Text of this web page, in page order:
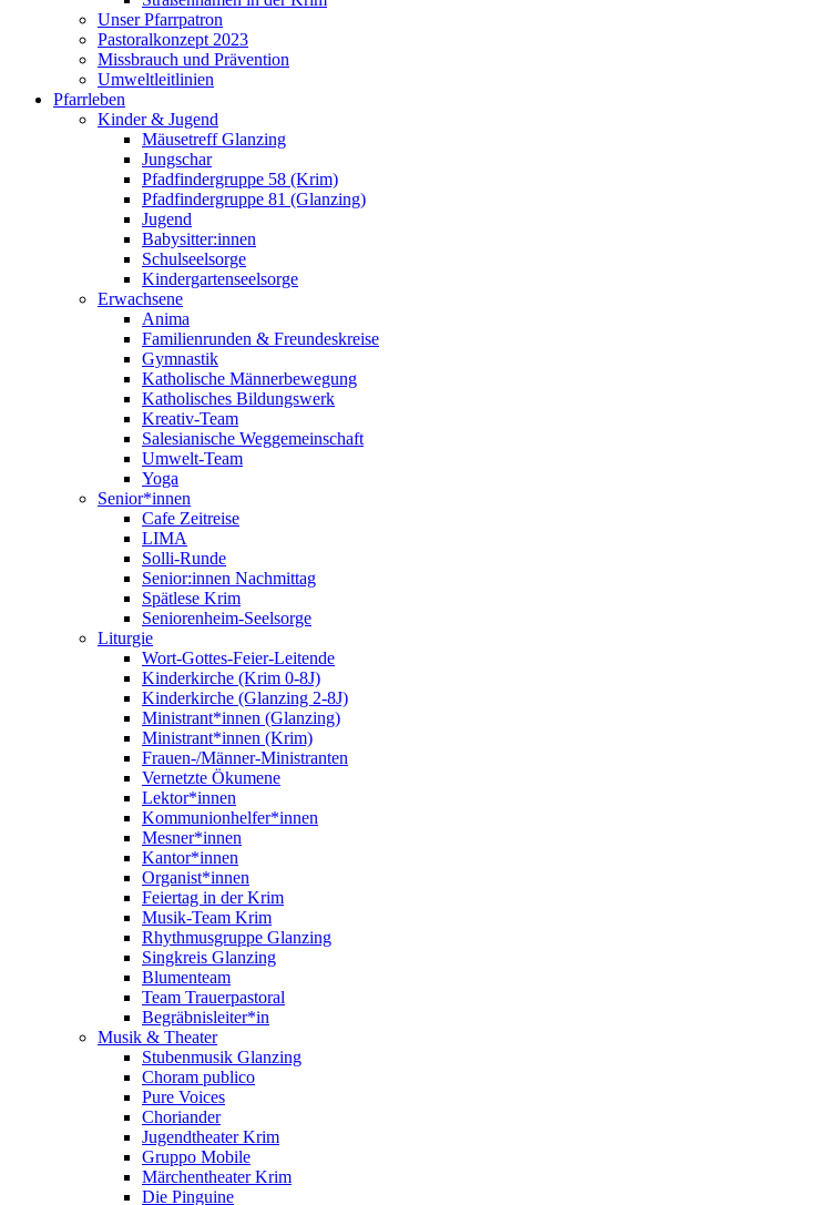
Unser Pfarrpatron
Pastoralkonzept 2023
Missbrauch und Prävention
Umweltleitlinien
Pfarrleben
Kinder & Jugend
Mäusetreff Glanzing
Jungschar
Pfadfindergruppe 58 (Krim)
Pfadfindergruppe 81 (Glanzing)
Jugend
Babysitter:innen
Schulseelsorge
Kindergartenseelsorge
Erwachsene
Anima
Familienrunden & Freundeskreise
Gymnastik
Katholische Männerbewegung
Katholisches Bildungswerk
Kreativ-Team
Salesianische Weggemeinschaft
Umwelt-Team
Yoga
Senior*innen
Cafe Zeitreise
LIMA
Solli-Runde
Senior:innen Nachmittag
Spätlese Krim
Seniorenheim-Seelsorge
Liturgie
Wort-Gottes-Feier-Leitende
Kinderkirche (Krim 0-8J)
Kinderkirche (Glanzing 2-8J)
Ministrant*innen (Glanzing)
Ministrant*innen (Krim)
Frauen-/Männer-Ministranten
Vernetzte Ökumene
Lektor*innen
Kommunionhelfer*innen
Mesner*innen
Kantor*innen
Organist*innen
Feiertag in der Krim
Musik-Team Krim
Rhythmusgruppe Glanzing
Singkreis Glanzing
Blumenteam
Team Trauerpastoral
Begräbnisleiter*in
Musik & Theater
Stubenmusik Glanzing
Choram publico
Pure Voices
Choriander
Jugendtheater Krim
Gruppo Mobile
Märchentheater Krim
Die Pinguine